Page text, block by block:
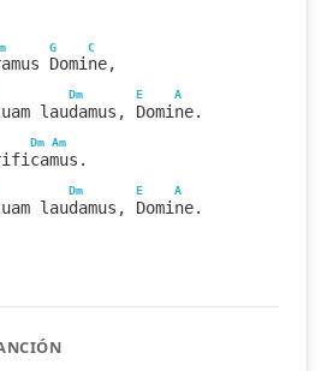
G C
Domine,
Dm E A
laudamus, Domine.
Dm Am
Dm E A
laudamus, Domine.